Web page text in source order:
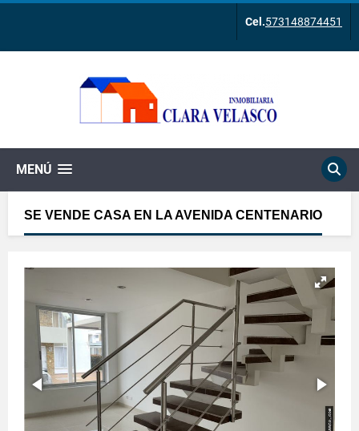
Cel.573148874451
MENÚ
SE VENDE CASA EN LA AVENIDA CENTENARIO